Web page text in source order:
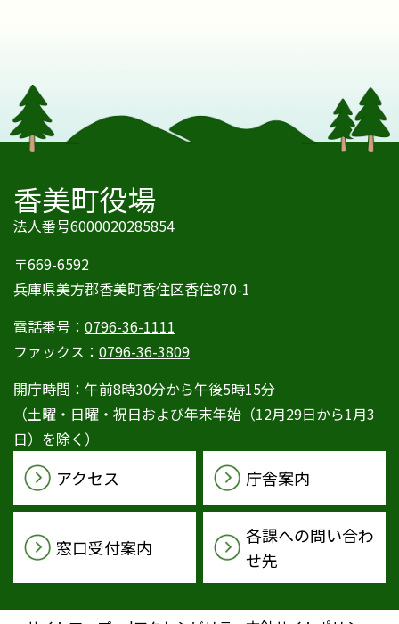
香美町役場
法人番号6000020285854
〒669-6592
兵庫県美方郡香美町香住区香住870-1
電話番号： 0796-36-1111
ファックス： 0796-36-3809
開庁時間：午前8時30分から午後5時15分
（土曜・日曜・祝日および年末年始（12月29日から1月3
日）を除く）
アクセス 庁舎案内
窓口受付案内
各課への問い合わ
せ先